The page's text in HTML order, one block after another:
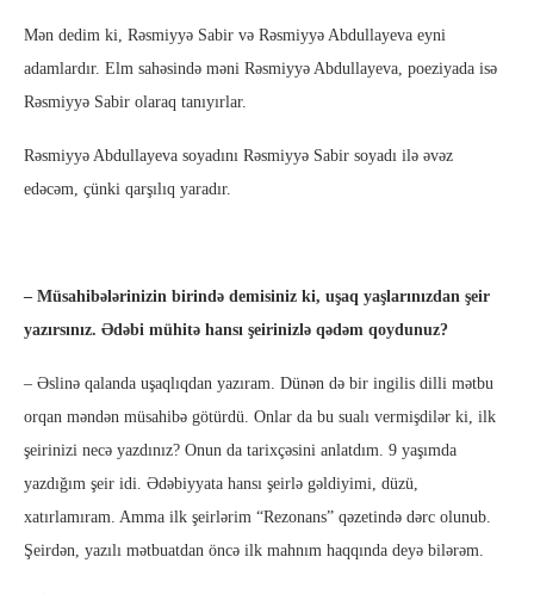
Mən dedim ki, Rəsmiyyə Sabir və Rəsmiyyə Abdullayeva eyni
adamlardır. Elm sahəsində məni Rəsmiyyə Abdullayeva, poeziyada isə
Rəsmiyyə Sabir olaraq tanıyırlar.
Rəsmiyyə Abdullayeva soyadını Rəsmiyyə Sabir soyadı ilə əvəz
edəcəm, çünki qarşılıq yaradır.
– Müsahibələrinizin birində demisiniz ki, uşaq yaşlarınızdan şeir
yazırsınız. Ədəbi mühitə hansı şeirinizlə qədəm qoydunuz?
– Əslinə qalanda uşaqlıqdan yazıram. Dünən də bir ingilis dilli mətbu
orqan məndən müsahibə götürdü. Onlar da bu sualı vermişdilər ki, ilk
şeirinizi necə yazdınız? Onun da tarixçəsini anlatdım. 9 yaşımda
yazdığım şeir idi. Ədəbiyyata hansı şeirlə gəldiyimi, düzü,
xatırlamıram. Amma ilk şeirlərim “Rezonans” qəzetində dərc olunub.
Şeirdən, yazılı mətbuatdan öncə ilk mahnım haqqında deyə bilərəm.